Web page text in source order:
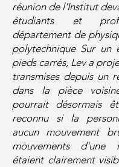
réunion de l'Institut
étudiants et
département de
polytechnique Sur un
pieds carrés, Lev a
transmises depuis un
dans la pièce
pourrait désormais
reconnu si la
aucun mouvement
mouvements d'une
étaient clairement